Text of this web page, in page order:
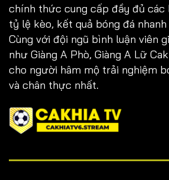
chính thức cung cấp đầy đủ các
tỷ lệ kèo, kết quả bóng đá
Cùng với đội ngũ bình luận viên
như Giàng A Phò, Giàng A Lữ
cho người hâm mộ trải nghiệm
và chân thực nhất.